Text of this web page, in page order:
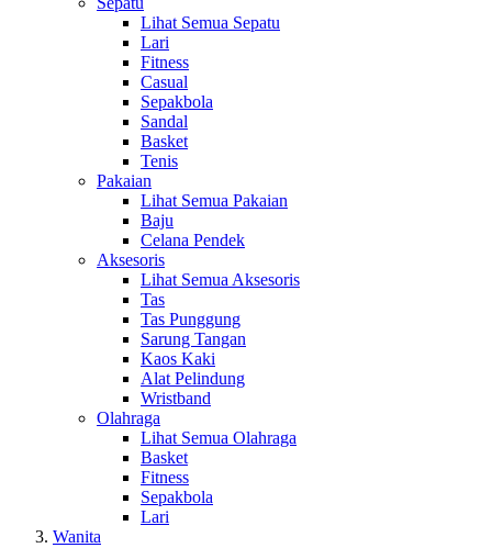
Lihat Semua Sepatu
Lari
Fitness
Casual
Sepakbola
Sandal
Basket
Tenis
Pakaian
Lihat Semua Pakaian
Baju
Celana Pendek
Aksesoris
Lihat Semua Aksesoris
Tas
Tas Punggung
Sarung Tangan
Kaos Kaki
Alat Pelindung
Wristband
Olahraga
Lihat Semua Olahraga
Basket
Fitness
Sepakbola
Lari
Wanita